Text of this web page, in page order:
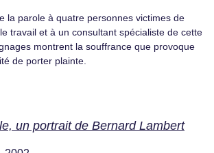
la parole à quatre personnes victimes de
travail et à un consultant spécialiste de cette
montrent la souffrance que provoque
de porter plainte.
un portrait de Bernard Lambert